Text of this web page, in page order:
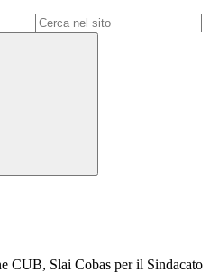
CUB, Slai Cobas per il Sindacato